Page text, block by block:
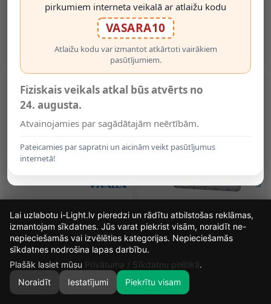
0
2W Solarais Gaismas Stabiņš
17.25€
LL118 Solārā LED Āra
Lampa Ar Kustības Sensoru
Un Pulti, 30W, 2000lm (LTC)
21.95€
Pārnēsājams Saules Darba
Prožektors 850lm, IP44
(VIVALUX)
26.99€
30W, 2700lm, CCT, IP65 Ar
Paneli (OPTONICA)
31.98€
pirkumiem interneta veikalā ar atlaižu kodu
VASARA10
Atlaižu kodu var izmantot atkārtoti vairākiem
pasūtījumiem.
Fiziskais veikals atkal būs atvērts no
24. augusta.
Atvainojamies par sagādātajām neērtībām.
Pateicamies par sapratni un aicinām veikt pasūtījumus
internetā!
16
DIENAS
8
STUNDAS
36
MIN.
48
Lai uzlabotu i-Light.lv pieredzi un rādītu atbilstošas reklāmas,
izmantojam sīkdatnes. Jūs varat piekrist visām, noraidīt ne-
nepieciešamās vai izvēlēties kategorijas. Nepieciešamās
sīkdatnes nodrošina lapas darbību.
Plašāk lasiet mūsu Privātuma / Sīkdatņu politikā.
Noraidīt
Iestatījumi Piekrītu visam